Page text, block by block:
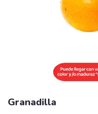
Granadilla